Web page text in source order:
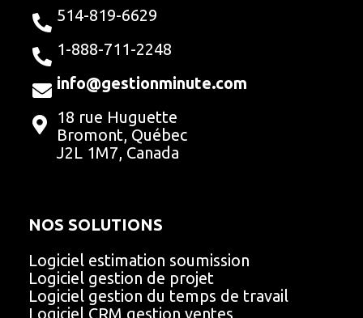
b
o
o
k
i
n
r
514-819-6629
1-888-711-2248
info@gestionminute.com
18 rue Huguette
Bromont, Québec
J2L 1M7, Canada
NOS SOLUTIONS
Logiciel estimation soumission
Logiciel gestion de projet
Logiciel gestion du temps de travail
Logiciel CRM gestion ventes